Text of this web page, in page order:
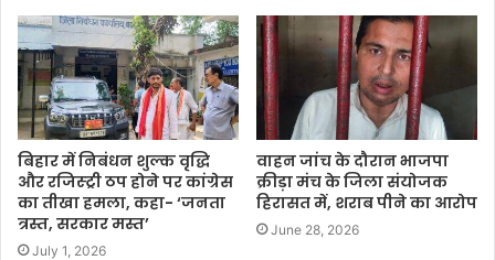
​बिहार में निबंधन शुल्क वृद्धि
और रजिस्ट्री ठप होने पर कांग्रेस
का तीखा हमला, कहा- ‘जनता
त्रस्त, सरकार मस्त’
July 1, 2026
वाहन जांच के दौरान भाजपा
क्रीड़ा मंच के जिला संयोजक
हिरासत में, शराब पीने का आरोप
June 28, 2026